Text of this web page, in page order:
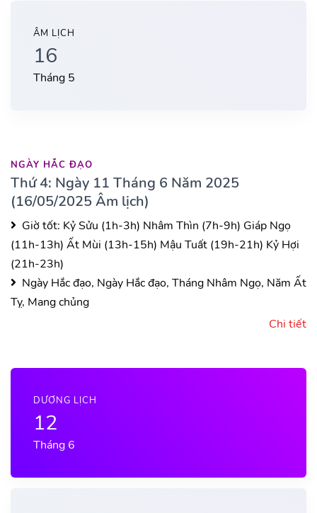
ÂM LỊCH
16
Tháng 5
NGÀY HẮC ĐẠO
Thứ 4: Ngày 11 Tháng 6 Năm 2025
(16/05/2025 Âm lịch)
Giờ tốt: Kỷ Sửu (1h-3h) Nhâm Thìn (7h-9h) Giáp Ngọ
(11h-13h) Ất Mùi (13h-15h) Mậu Tuất (19h-21h) Kỷ Hợi
(21h-23h)
Ngày Hắc đạo, Ngày Hắc đạo, Tháng Nhâm Ngọ, Năm Ất
Tỵ, Mang chủng
Chi tiết
DƯƠNG LỊCH
12
Tháng 6